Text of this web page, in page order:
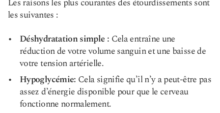
Les raisons les plus courantes des étourdissements sont
les suivantes :
Déshydratation simple : Cela entraîne une
réduction de votre volume sanguin et une baisse de
votre tension artérielle.
Hypoglycémie: Cela signifie qu’il n’y a peut-être pas
assez d’énergie disponible pour que le cerveau
fonctionne normalement.